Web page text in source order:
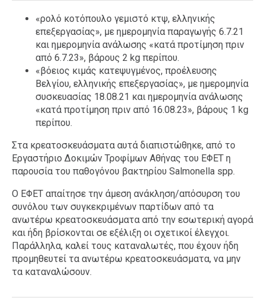
«ρολό κοτόπουλο γεμιστό κτψ, ελληνικής
επεξεργασίας», με ημερομηνία παραγωγής 6.7.21
και ημερομηνία ανάλωσης «κατά προτίμηση πριν
από 6.7.23», βάρους 2 kg περίπου.
«βόειος κιμάς κατεψυγμένος, προέλευσης
Βελγίου, ελληνικής επεξεργασίας», με ημερομηνία
συσκευασίας 18.08.21 και ημερομηνία ανάλωσης
«κατά προτίμηση πριν από 16.08.23», βάρους 1 kg
περίπου.
Στα κρεατοσκευάσματα αυτά διαπιστώθηκε, από το
Εργαστήριο Δοκιμών Τροφίμων Αθήνας του ΕΦΕΤ η
παρουσία του παθογόνου βακτηρίου Salmonella spp.
Ο ΕΦΕΤ απαίτησε την άμεση ανάκληση/απόσυρση του
συνόλου των συγκεκριμένων παρτίδων από τα
ανωτέρω κρεατοσκευάσματα από την εσωτερική αγορά
και ήδη βρίσκονται σε εξέλιξη οι σχετικοί έλεγχοι.
Παράλληλα, καλεί τους καταναλωτές, που έχουν ήδη
προμηθευτεί τα ανωτέρω κρεατοσκευάσματα, να μην
τα καταναλώσουν.